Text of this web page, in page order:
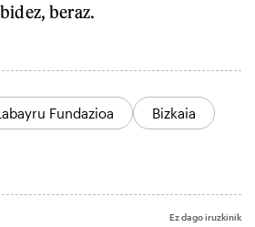
beraz.
Fundazioa
Bizkaia
Ez dago iruzkinik